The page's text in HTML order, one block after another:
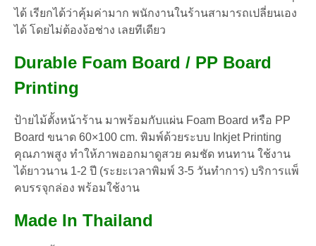
ได้ เรียกได้ว่าคุ้มค่ามาก พนักงานในร้านสามารถเปลี่ยนเอง
ได้ โดยไม่ต้องง้อช่าง เลยทีเดียว
Durable Foam Board / PP Board
Printing
ป้ายไม้ตั้งหน้าร้าน มาพร้อมกับแผ่น Foam Board หรือ PP
Board ขนาด 60×100 cm. พิมพ์ด้วยระบบ Inkjet Printing
คุณภาพสูง ทำให้ภาพออกมาดูสวย คมชัด ทนทาน ใช้งาน
ได้ยาวนาน 1-2 ปี (ระยะเวลาพิมพ์ 3-5 วันทำการ) บริการแพ็
คบรรจุกล่อง พร้อมใช้งาน
Made In Thailand